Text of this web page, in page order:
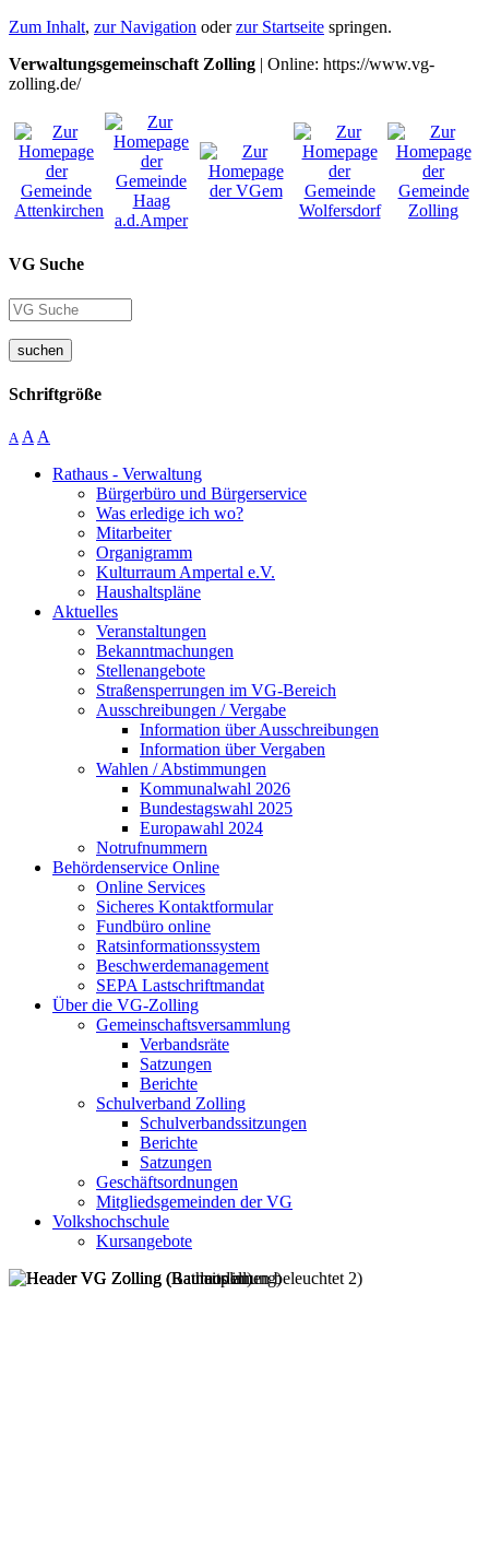
Zum Inhalt, zur Navigation oderzur Startseite springen.
Verwaltungsgemeinschaft Zolling | Online: https://www.vg-
zolling.de/
VG Suche
suchen
Schriftgröße
A A A
Rathaus - Verwaltung
Bürgerbüro und Bürgerservice
Was erledige ich wo?
Mitarbeiter
Organigramm
Kulturraum Ampertal e.V.
Haushaltspläne
Aktuelles
Veranstaltungen
Bekanntmachungen
Stellenangebote
Straßensperrungen im VG-Bereich
Ausschreibungen / Vergabe
Information über Ausschreibungen
Information über Vergaben
Wahlen / Abstimmungen
Kommunalwahl 2026
Bundestagswahl 2025
Europawahl 2024
Notrufnummern
Behördenservice Online
Online Services
Sicheres Kontaktformular
Fundbüro online
Ratsinformationssystem
Beschwerdemanagement
SEPA Lastschriftmandat
Über die VG-Zolling
Gemeinschaftsversammlung
Verbandsräte
Satzungen
Berichte
Schulverband Zolling
Schulverbandssitzungen
Berichte
Satzungen
Geschäftsordnungen
Mitgliedsgemeinden der VG
Volkshochschule
Kursangebote